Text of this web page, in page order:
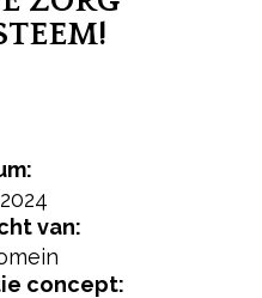
van:
concept: